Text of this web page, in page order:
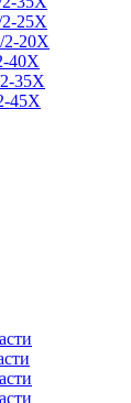
25X
2-20X
40X
35X
45X